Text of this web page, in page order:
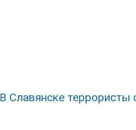
В Славянске